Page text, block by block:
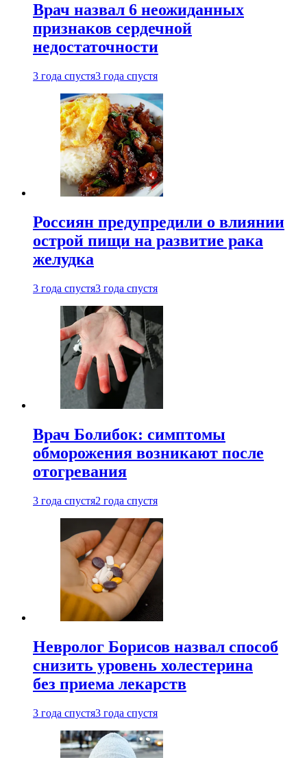
Врач назвал 6 неожиданных
признаков сердечной
недостаточности
3 года спустя3 года спустя
Россиян предупредили о влиянии
острой пищи на развитие рака
желудка
3 года спустя3 года спустя
Врач Болибок: симптомы
обморожения возникают после
отогревания
3 года спустя2 года спустя
Невролог Борисов назвал способ
снизить уровень холестерина
без приема лекарств
3 года спустя3 года спустя